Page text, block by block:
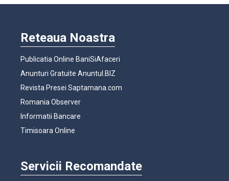
Reteaua Noastra
Publicatia Online BaniSiAfaceri
Anunturi Gratuite Anuntul.BIZ
Revista Presei Saptamana.com
Romania Observer
Informatii Bancare
Timisoara Online
Servicii Recomandate